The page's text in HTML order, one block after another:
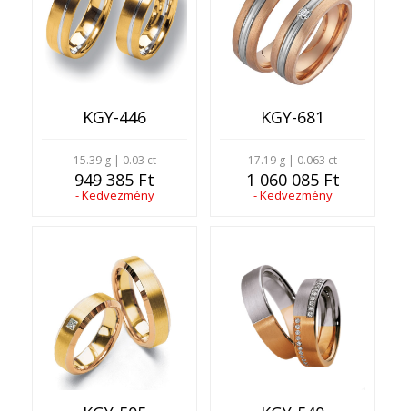
KGY-446
15.39 g | 0.03 ct
949 385 Ft
- Kedvezmény
KGY-681
17.19 g | 0.063 ct
1 060 085 Ft
- Kedvezmény